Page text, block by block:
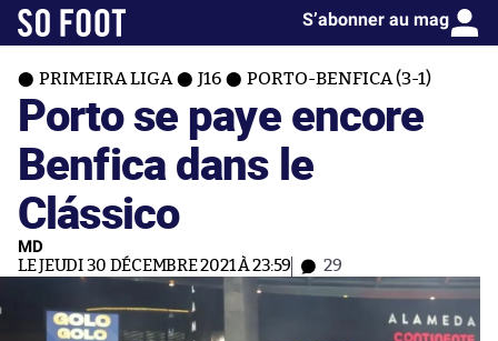
S’abonner au mag
PRIMEIRA LIGA J16 PORTO-BENFICA (3-1)
Porto se paye encore
Benfica dans le
Clássico
MD
LE JEUDI 30 DÉCEMBRE 2021 À 23:59 29